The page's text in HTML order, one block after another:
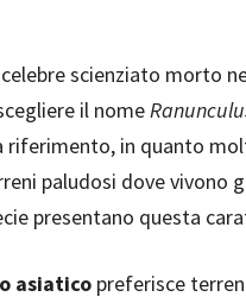
scienziato morto
il nome
riferimento, in quanto
paludosi dove vivono
presentano questa
asiatico preferisce